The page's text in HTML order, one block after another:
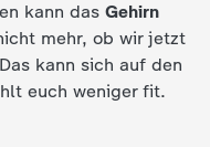
kann das Gehirn
mehr, ob wir jetzt
kann sich auf den
euch weniger fit.